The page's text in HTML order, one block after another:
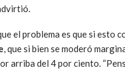
el problema es que si esto
, que si bien se moderó
arriba del 4 por ciento.